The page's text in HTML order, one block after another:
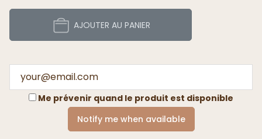
AJOUTER AU PANIER
Me prévenir quand le produit est disponible
Notify me when available